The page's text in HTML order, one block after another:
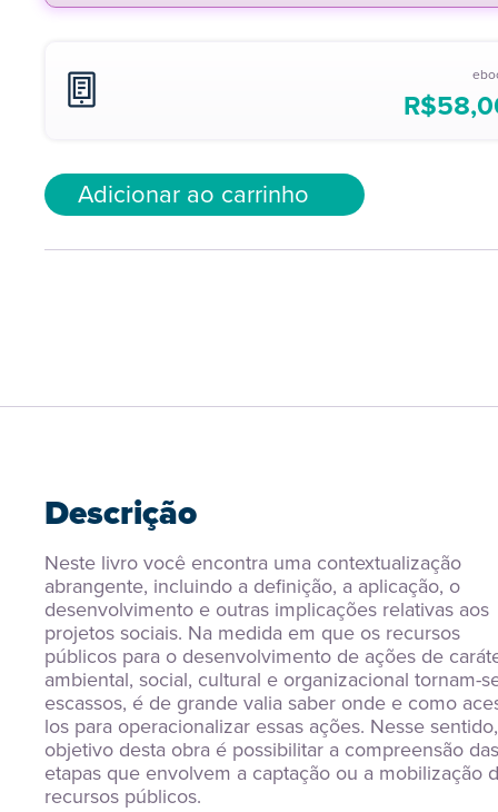
R$
Adicionar ao carrinho
Descrição
Neste livro você encontra uma contextualização
abrangente, incluindo a definição, a aplicação, o
desenvolvimento e outras implicações relativas aos
projetos sociais. Na medida em que os recursos
públicos para o desenvolvimento de ações de
ambiental, social, cultural e organizacional tornam-
escassos, é de grande valia saber onde e como
los para operacionalizar essas ações. Nesse
objetivo desta obra é possibilitar a compreensão das
etapas que envolvem a captação ou a mobilização
recursos públicos.